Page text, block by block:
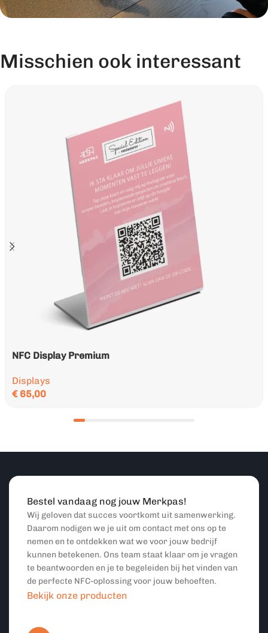
Misschien ook interessant
NFC Display Premium
Displays
€65,00
Bestel vandaag nog jouw Merkpas!
Wij geloven dat succes voortkomt uit samenwerking.
Daarom nodigen we je uit om contact met ons op te
nemen en te ontdekken wat we voor jouw bedrijf
kunnen betekenen. Ons team staat klaar om je vragen
te beantwoorden en je te begeleiden bij het vinden van
de perfecte NFC-oplossing voor jouw behoeften.
Bekijk onze producten